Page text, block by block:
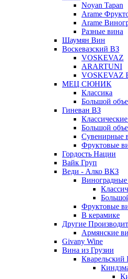
Noyan Tapan
Arame
Arame
Разные вина
Шаумян Вин
Воскевазский ВЗ
VOSKEVAZ
ARARTUNI
VOSKEVAZ
МЕЦ СЮНИК
Классика
Большой
Гиневан ВЗ
Большой
Сувенирные
Фруктовые
Гордость Нации
Вайк Груп
Веди - Алко ВКЗ
Виноградные
Фруктовые
В керамике
Другие
Армянские
Givany Wine
Вина из Грузии
Кварельский